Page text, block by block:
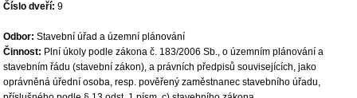
Číslo dveří:9
Odbor:Stavební úřad a územní plánování
Činnost: Plní úkoly podle zákona č. 183/2006 Sb., o územním plánování a
stavebním řádu (stavební zákon), a právních předpisů souvisejících, jako
oprávněná úřední osoba, resp. pověřený zaměstnanec stavebního úřadu,